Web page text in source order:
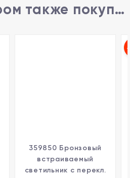
С этим товаром также покупают
359850 Бронзовый
встраиваемый
светильник с перекл.
-